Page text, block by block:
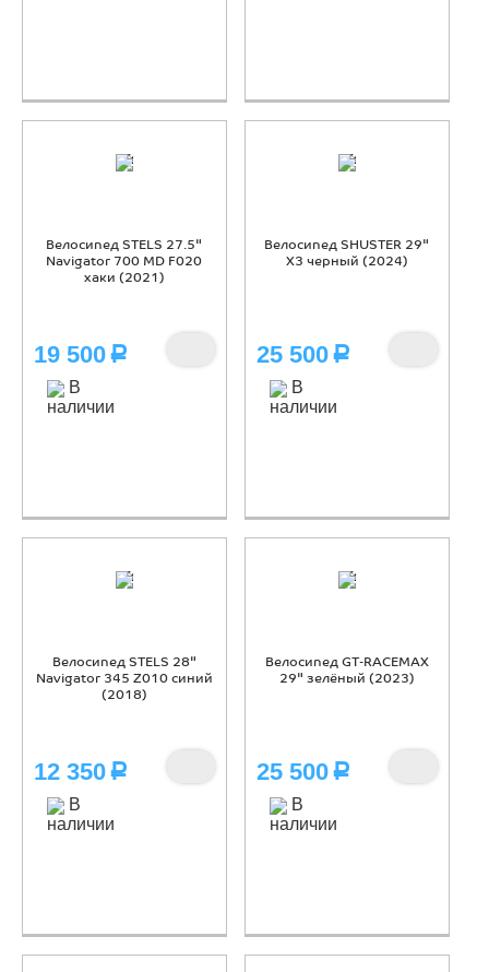
Велосипед STELS 27.5"
Navigator 700 MD F020
хаки (2021)
19 500 Р
В
наличии
Велосипед SHUSTER 29"
X3 черный (2024)
25 500 Р
В
наличии
Велосипед STELS 28"
Navigator 345 Z010 синий
(2018)
12 350 Р
В
наличии
Велосипед GT-RACEMAX
29" зелёный (2023)
25 500 Р
В
наличии